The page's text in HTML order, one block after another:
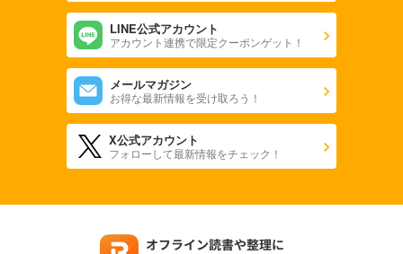
LINE公式アカウント
アカウント連携で限定クーポンゲット！
メールマガジン
お得な最新情報を受け取ろう！
X公式アカウント
フォローして最新情報をチェック！